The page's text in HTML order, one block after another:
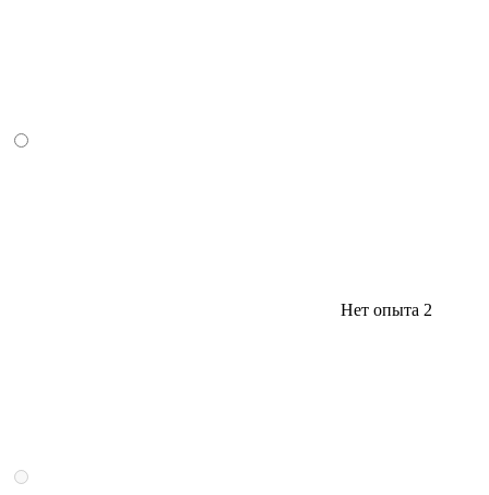
Нет опыта 2